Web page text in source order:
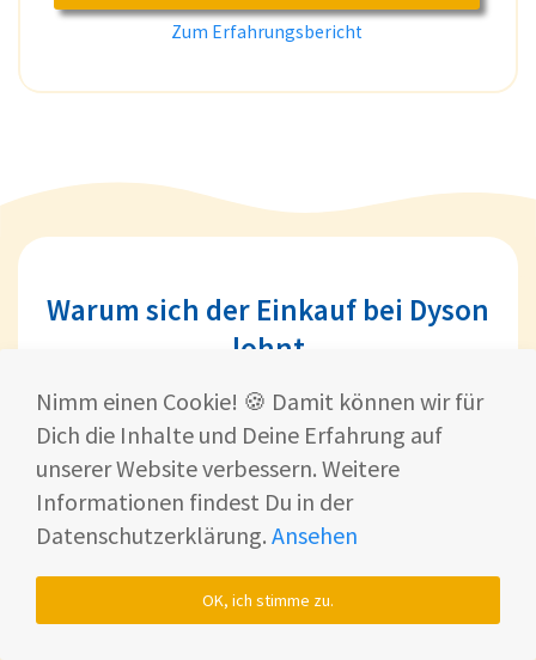
Zum Erfahrungsbericht
Warum sich der Einkauf bei Dyson
lohnt
Die Dyson Frühjahrsputz-Aktion überzeugt
nicht nur mit krassen Rabatten auf Premium-
Geräte, sondern bietet Dir auch jede Menge
Vorteile, wenn Du direkt im Dyson Onlineshop
Von flexiblen Zahloptionen und schnellem
Nimm einen Cookie! 🍪 Damit können wir für
Dich die Inhalte und Deine Erfahrung auf
unserer Website verbessern. Weitere
Informationen findest Du in der
Datenschutzerklärung. Ansehen
OK, ich stimme zu.